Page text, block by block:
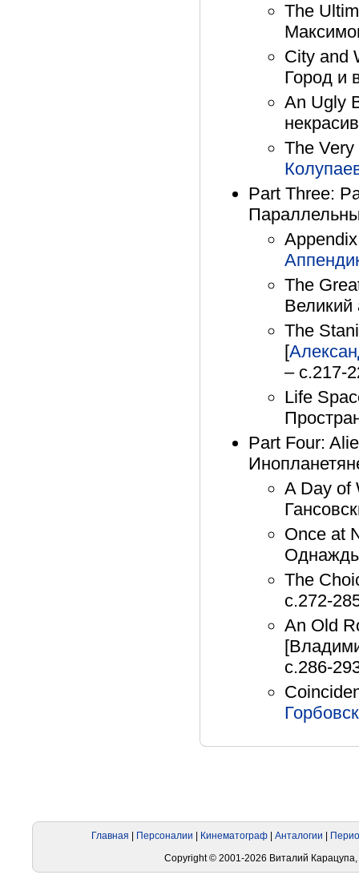
The
City and
Город и
An Ugly
The
Part Three:
The
Великий
The
[
– с.217-
Life
Part Four:
A Day of
Once at
The
с.272-
An Old
с.286-